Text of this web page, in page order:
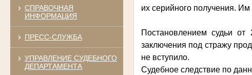
СПРАВОЧНАЯ
ИНФОРМАЦИЯ
ПРЕСС-СЛУЖБА
УПРАВЛЕНИЕ СУДЕБНОГО
ДЕПАРТАМЕНТА
их серийного получения.
Постановлением судьи
заключения под стражу
не вступило.
Судебное следствие по